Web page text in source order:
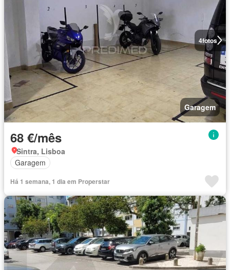
4fotos
Garagem
68 €/mês
Sintra, Lisboa
Garagem
Há 1 semana, 1 dia em Properstar